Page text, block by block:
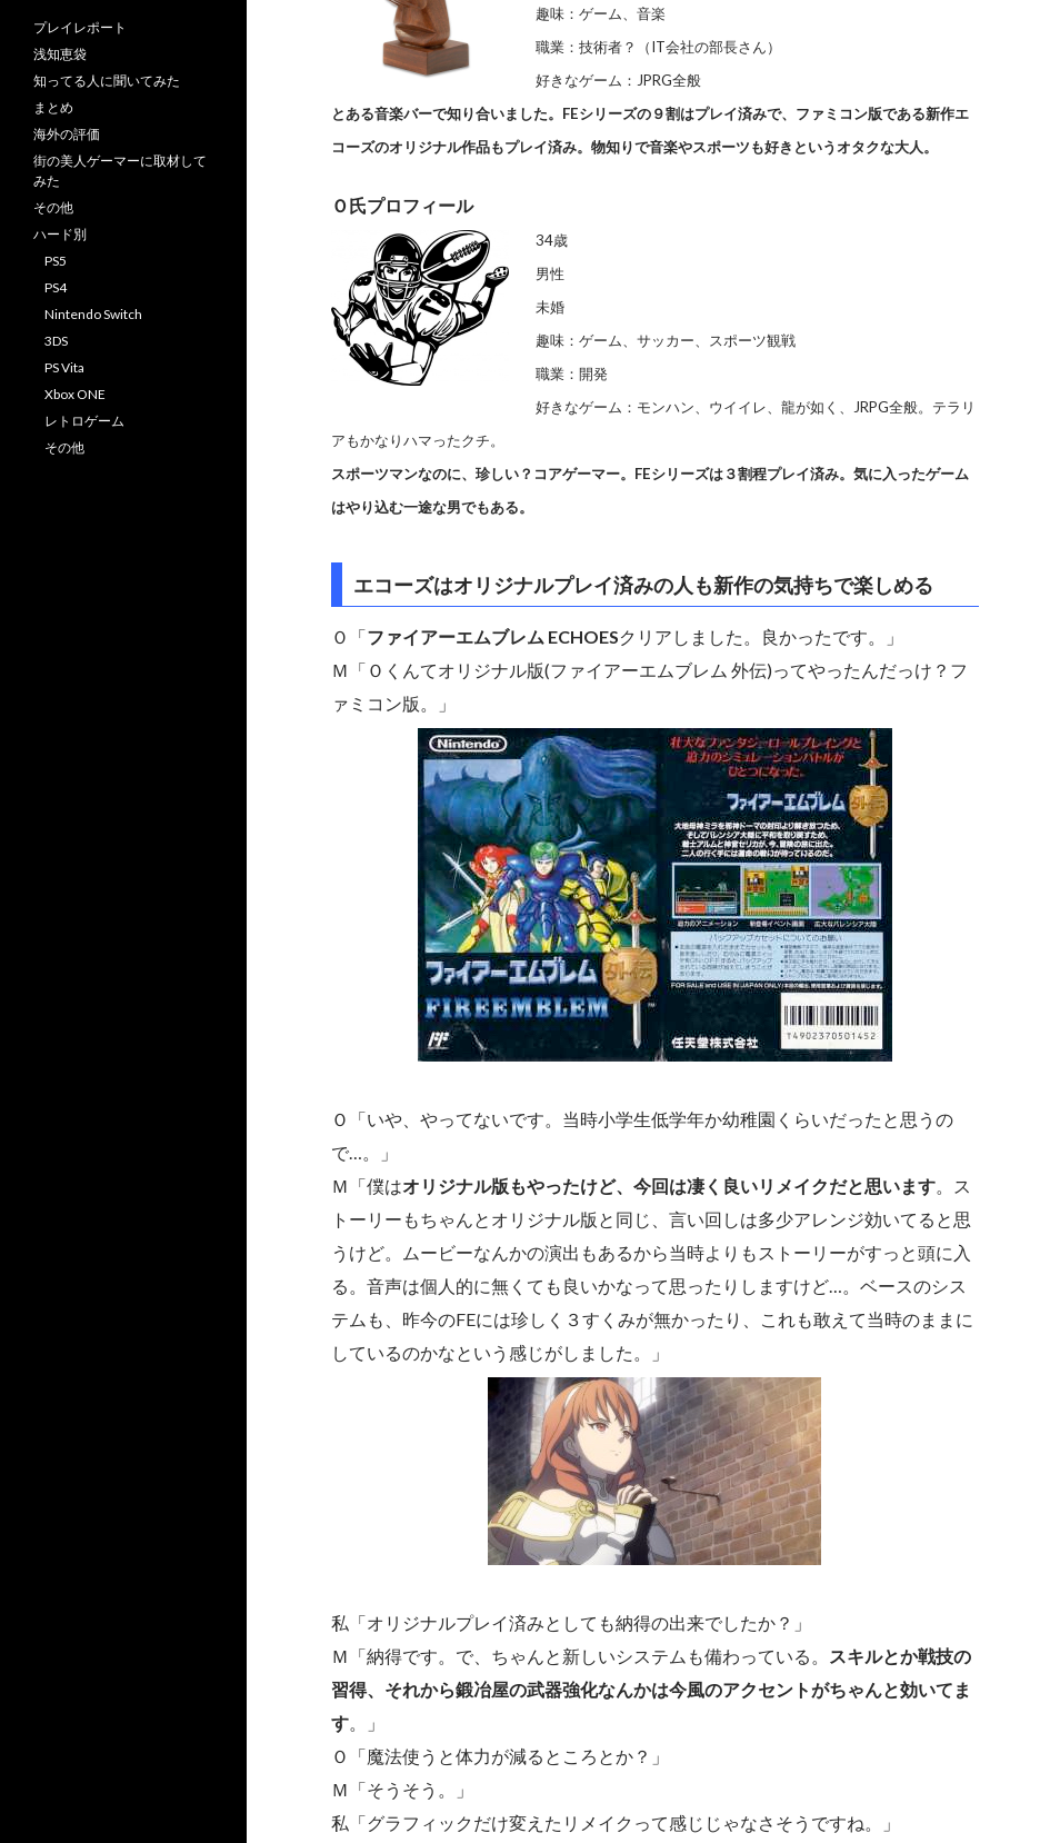
趣味：ゲーム、音楽
職業：技術者？（IT会社の部長さん）
好きなゲーム：JPRG全般
とある音楽バーで知り合いました。FEシリーズの９割はプレイ済みで、ファミコン版である新作エ
コーズのオリジナル作品もプレイ済み。物知りで音楽やスポーツも好きというオタクな大人。
Ｏ氏プロフィール
34歳
男性
未婚
趣味：ゲーム、サッカー、スポーツ観戦
職業：開発
好きなゲーム：モンハン、ウイイレ、龍が如く、JRPG全般。テラリ
アもかなりハマったクチ。
スポーツマンなのに、珍しい？コアゲーマー。FEシリーズは３割程プレイ済み。気に入ったゲーム
はやり込む一途な男でもある。
エコーズはオリジナルプレイ済みの人も新作の気持ちで楽しめる
Ｏ「ファイアーエムブレム ECHOESクリアしました。良かったです。」
Ｍ「Ｏくんてオリジナル版(ファイアーエムブレム 外伝)ってやったんだっけ？フ
ァミコン版。」
Ｏ「いや、やってないです。当時小学生低学年か幼稚園くらいだったと思うの
で…。」
Ｍ「僕はオリジナル版もやったけど、今回は凄く良いリメイクだと思います。ス
トーリーもちゃんとオリジナル版と同じ、言い回しは多少アレンジ効いてると思
うけど。ムービーなんかの演出もあるから当時よりもストーリーがすっと頭に入
る。音声は個人的に無くても良いかなって思ったりしますけど…。ベースのシス
テムも、昨今のFEには珍しく３すくみが無かったり、これも敢えて当時のままに
しているのかなという感じがしました。」
私「オリジナルプレイ済みとしても納得の出来でしたか？」
Ｍ「納得です。で、ちゃんと新しいシステムも備わっている。
スキルとか戦技の
習得、それから鍛冶屋の武器強化なんかは今風のアクセントがちゃんと効いてま
す。」
Ｏ「魔法使うと体力が減るところとか？」
Ｍ「そうそう。」
私「グラフィックだけ変えたリメイクって感じじゃなさそうですね。」
プレイレポート
浅知恵袋
知ってる人に聞いてみた
まとめ
海外の評価
街の美人ゲーマーに取材して
みた
その他
ハード別
PS5
PS4
Nintendo Switch
3DS
PS Vita
Xbox ONE
レトロゲーム
その他